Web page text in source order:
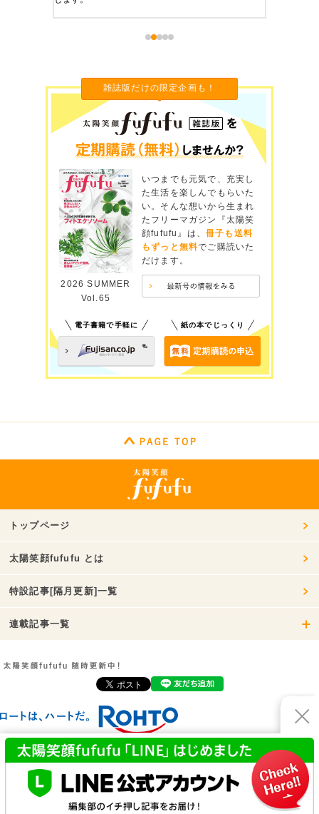
雑誌版だけの限定企画も！
2026 SUMMER
Vol.65
いつまでも元気で、充実し
た生活を楽しんでもらいた
い。そんな想いから生まれ
たフリーマガジン『太陽笑
顔fufufu』は、 冊子も送料
もずっと無料でご購読いた
だけます。
電子書籍で手軽に 紙の本でじっくり
トップページ
太陽笑顔fufufu とは
特設記事[隔月更新]一覧
連載記事一覧
運営会社
© ROHTO Pharmaceutical Co.,Ltd. All rights reserved.